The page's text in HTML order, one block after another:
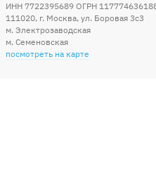
ИНН 7722395689 ОГРН
111020, г. Москва, ул. Боровая 3c3
м. Электрозаводская
м. Семеновская
посмотреть на карте